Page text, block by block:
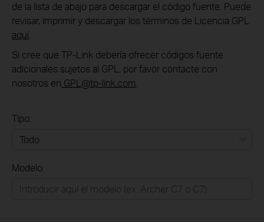
de la lista de abajo para descargar el código fuente. Puede
revisar, imprimir y descargar los términos de Licencia GPL
aquí.
Si cree que TP-Link debería ofrecer códigos fuente
adicionales sujetos al GPL, por favor contacte con
nosotros en GPL @tp-link.com
Tipo:
Modelo: